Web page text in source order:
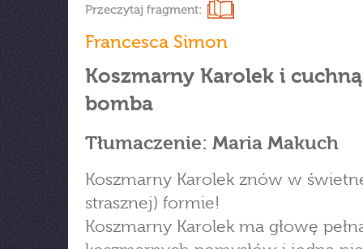
Przeczytaj fragment:
Francesca Simon
Koszmarny Karolek i
bomba
Tłumaczenie: Maria Makuch
Koszmarny Karolek znów w
strasznej) formie!
Koszmarny Karolek ma głowę